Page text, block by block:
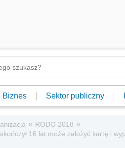
Biznes Sektor publiczny
» RODO 2018 »
16 lat może założyć kartę i